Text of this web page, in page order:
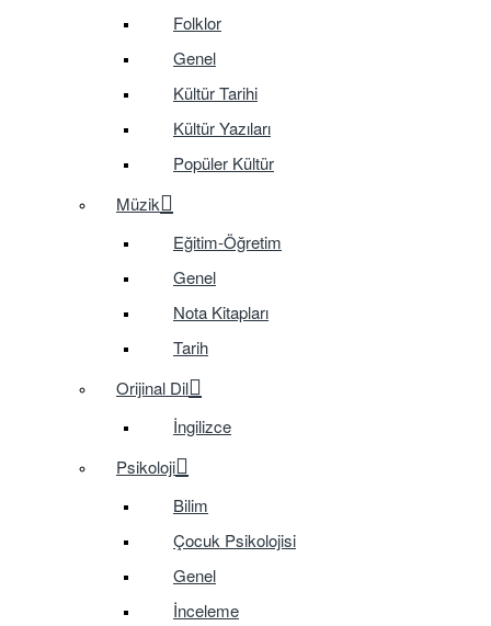
Folklor
Genel
Kültür Tarihi
Kültür Yazıları
Popüler Kültür
Müzik
Eğitim-Öğretim
Genel
Nota Kitapları
Tarih
Orijinal Dil
İngilizce
Psikoloji
Bilim
Çocuk Psikolojisi
Genel
İnceleme